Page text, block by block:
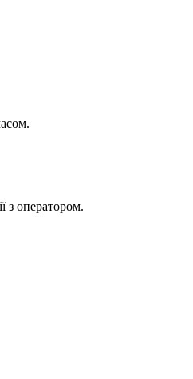
з оператором.